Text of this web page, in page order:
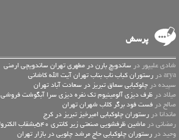
پرسش
شادی علیپور در ساندویچ بارن در مطهری تهران ساندویچی ارمنی
arya در
رستوران کباب ناب بناب تهران آیت الله کاشانی
سپیده در چلوکبابی سماق تبریز در سعادت آباد تهران
میلاد در ظرف دیزی آلومینیوم تک نفره دیزی سرا آبگوشت فروشی
صالح در فست فود برگر کلاب شهران تهران
ماندانا در رستوران چلوکبابی امیرخیز تبریز در کرج
رمضانی در ماشین ظرفشویی صنعتی زیر کانتری 540بشقاب الکترولوکس
وحید در رستوران چلوکبابی حاج مرشد چلویی در بازار تهران